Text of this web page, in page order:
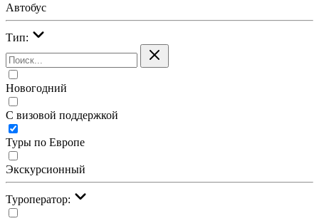
Автобус
Тип:
Новогодний
С визовой поддержкой
Туры по Европе
Экскурсионный
Туроператор: